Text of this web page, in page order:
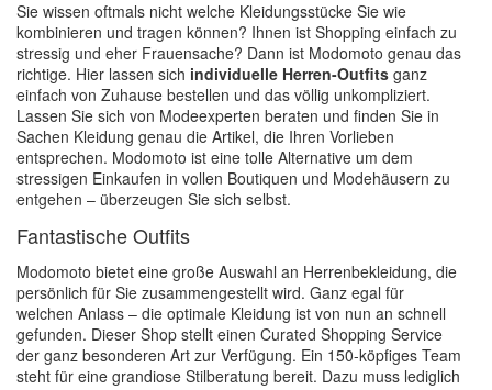
Sie wissen oftmals nicht welche Kleidungsstücke Sie wie
kombinieren und tragen können? Ihnen ist Shopping einfach zu
stressig und eher Frauensache? Dann ist Modomoto genau das
richtige. Hier lassen sich individuelle Herren-Outfits ganz
einfach von Zuhause bestellen und das völlig unkompliziert.
Lassen Sie sich von Modeexperten beraten und finden Sie in
Sachen Kleidung genau die Artikel, die Ihren Vorlieben
entsprechen. Modomoto ist eine tolle Alternative um dem
stressigen Einkaufen in vollen Boutiquen und Modehäusern zu
entgehen – überzeugen Sie sich selbst.
Fantastische Outfits
Modomoto bietet eine große Auswahl an Herrenbekleidung, die
persönlich für Sie zusammengestellt wird. Ganz egal für
welchen Anlass – die optimale Kleidung ist von nun an schnell
gefunden. Dieser Shop stellt einen Curated Shopping Service
der ganz besonderen Art zur Verfügung. Ein 150-köpfiges Team
steht für eine grandiose Stilberatung bereit. Dazu muss lediglich